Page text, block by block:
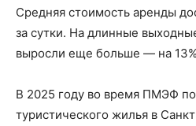
Средняя стоимость аренды
за сутки. На длинные
выросли еще больше — на
В 2025 году во время ПМЭФ
туристического жилья в